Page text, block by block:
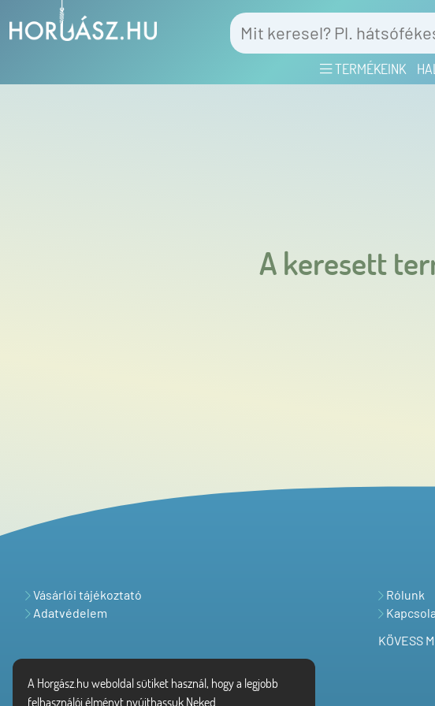
A Horgász.hu weboldal sütiket használ, hogy a legjobb
felhasználói élményt nyújthassuk Neked.
TERMÉKEINK
A keresett
Vásárlói tájékoztató
Adatvédelem
Rólunk
KÖVESS